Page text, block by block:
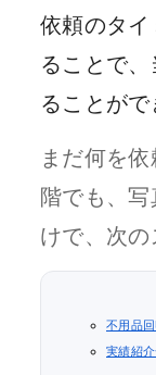
依頼のタ
ることで
ることがで
まだ何を
階でも、
けで、次の
不用品
実績紹